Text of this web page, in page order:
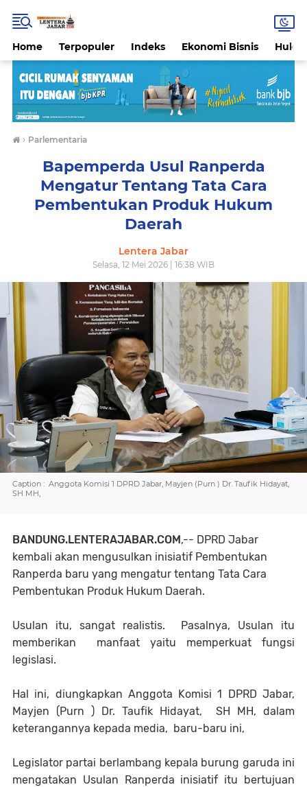
Home Terpopuler Indeks Ekonomi Bisnis
› Parlementaria
Bapemperda Usul Ranperda
Mengatur Tentang Tata Cara
Pembentukan Produk Hukum
Daerah
Lentera Jabar
Selasa, 12 Mei 2026 | 16:38 WIB
Caption : Anggota Komisi 1 DPRD Jabar, Mayjen (Purn ) Dr. Taufik Hidayat,
SH MH,
BANDUNG.LENTERAJABAR.COM,-- DPRD Jabar
kembali akan mengusulkan inisiatif Pembentukan
Ranperda baru yang mengatur tentang Tata Cara
Pembentukan Produk Hukum Daerah.
Usulan itu, sangat realistis. Pasalnya, Usulan itu
memberikan manfaat yaitu memperkuat fungsi
legislasi.
Hal ini, diungkapkan Anggota Komisi 1 DPRD Jabar,
Mayjen (Purn ) Dr. Taufik Hidayat, SH MH, dalam
keterangannya kepada media, baru-baru ini,
Legislator partai berlambang kepala burung garuda ini
mengatakan Usulan Ranperda inisiatif itu bertujuan